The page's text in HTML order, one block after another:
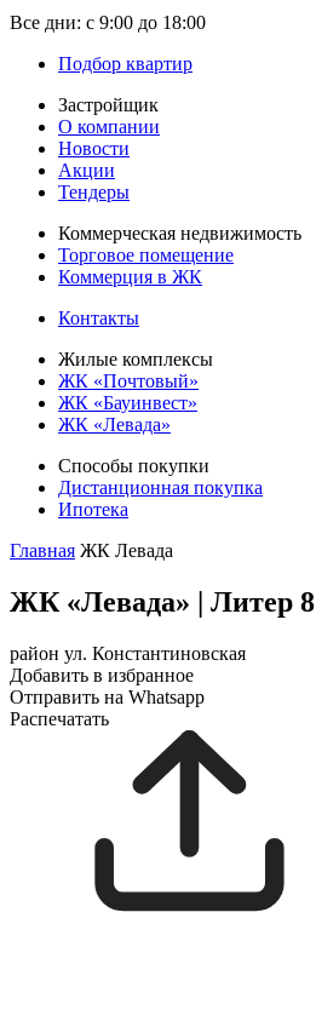
Все дни: с 9:00 до 18:00
Подбор квартир
Застройщик
О компании
Новости
Акции
Тендеры
Коммерческая недвижимость
Торговое помещение
Коммерция в ЖК
Контакты
Жилые комплексы
ЖК «Почтовый»
ЖК «Бауинвест»
ЖК «Левада»
Способы покупки
Дистанционная покупка
Ипотека
Главная ЖК Левада
ЖК «Левада» | Литер 8
район ул. Константиновская
Добавить в избранное
Отправить на Whatsapp
Распечатать